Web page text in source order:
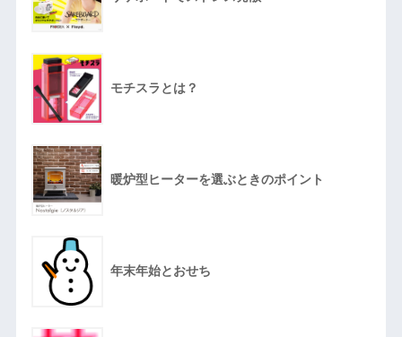
モチスラとは？
暖炉型ヒーターを選ぶときのポイント
年末年始とおせち